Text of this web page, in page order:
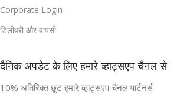
Corporate Login
डिलीवरी और वापसी
दैनिक अपडेट के लिए हमारे व्हाट्सएप चैनल
10% अतिरिक्त छूट हमारे व्हाट्सएप चैनल पार्टनर्स